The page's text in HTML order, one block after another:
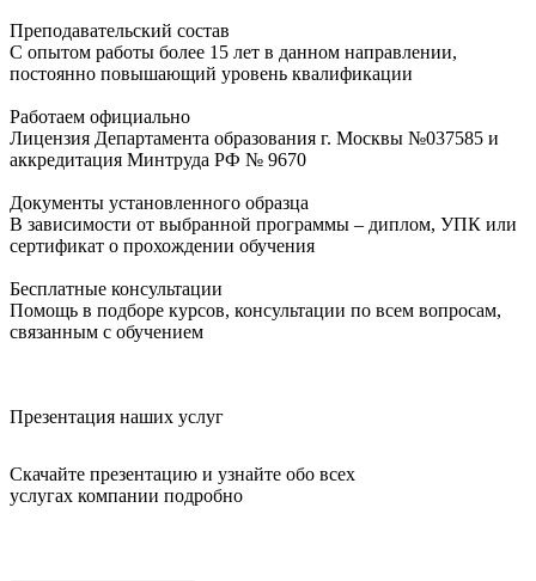
Преподавательский состав
С опытом работы более 15 лет в данном направлении,
постоянно повышающий уровень квалификации
Работаем официально
Лицензия Департамента образования г. Москвы №037585 и
аккредитация Минтруда РФ № 9670
Документы установленного образца
В зависимости от выбранной программы – диплом, УПК или
сертификат о прохождении обучения
Бесплатные консультации
Помощь в подборе курсов, консультации по всем вопросам,
связанным с обучением
Презентация наших услуг
Скачайте презентацию и узнайте обо всех
услугах компании подробно